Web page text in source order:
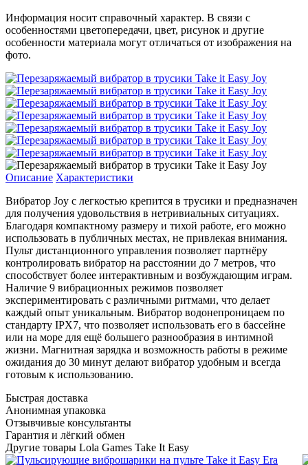
Информация носит справочный характер. В связи с
особенностями цветопередачи, цвет, рисунок и другие
особенности материала могут отличаться от изображения на
фото.
Описание Характеристики
Вибратор Joy с легкостью крепится в трусики и предназначен
для получения удовольствия в нетривиальных ситуациях.
Благодаря компактному размеру и тихой работе, его можно
использовать в публичных местах, не привлекая внимания.
Пульт дистанционного управления позволяет партнёру
контролировать вибратор на расстоянии до 7 метров, что
способствует более интерактивным и возбуждающим играм.
Наличие 9 вибрационных режимов позволяет
экспериментировать с различными ритмами, что делает
каждый опыт уникальным. Вибратор водонепроницаем по
стандарту IPX7, что позволяет использовать его в бассейне
или на море для ещё большего разнообразия в интимной
жизни. Магнитная зарядка и возможность работы в режиме
ожидания до 30 минут делают вибратор удобным и всегда
готовым к использованию.
Быстрая доставка
Анонимная упаковка
Отзывчивые консультанты
Гарантия и лёгкий обмен
Другие товары Lola Games Take It Easy